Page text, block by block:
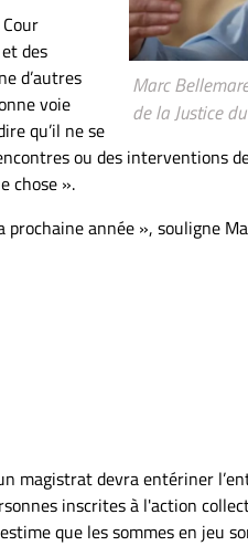
Marc
de la Justice
des
d’autres
voie
qu’il ne se
ou des interventions
chose ».
année », souligne
magistrat devra entériner
inscrites à l'action
que les sommes en jeu